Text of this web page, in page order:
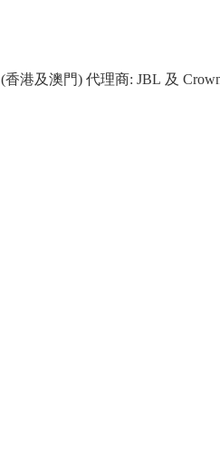
港及澳門) 代理商: JBL 及